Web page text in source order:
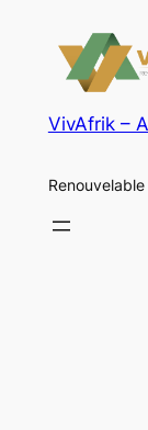
VivAfrik –